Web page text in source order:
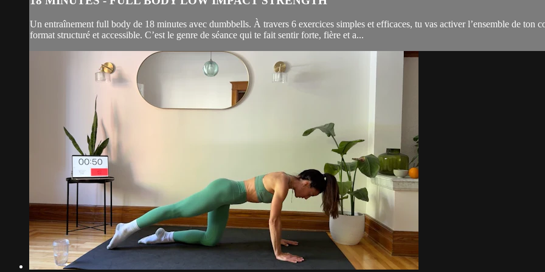
Un entraînement full body de 18 minutes avec dumbbells. À travers 6 exercices simples et efficaces, tu vas activer l’ensemble de ton
format structuré et accessible. C’est le genre de séance qui te fait sentir forte, fière et a...